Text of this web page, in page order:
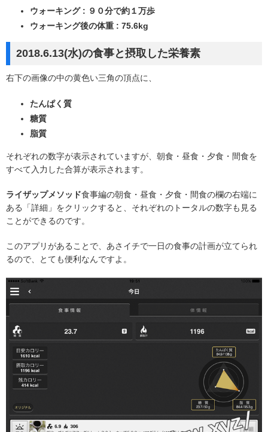
ウォーキング : ９０分で約１万歩
ウォーキング後の体重 : 75.6kg
2018.6.13(水)の食事と摂取した栄養素
右下の画像の中の黄色い三角の頂点に、
たんぱく質
糖質
脂質
それぞれの数字が表示されていますが、朝食・昼食・夕食・間食を
すべて入力した合算が表示されます。
ライザップメソッド食事編の朝食・昼食・夕食・間食の欄の右端に
ある「詳細」をクリックすると、それぞれのトータルの数字も見る
ことができるのです。
このアプリがあることで、あさイチで一日の食事の計画が立てられ
るので、とても便利なんですよ。